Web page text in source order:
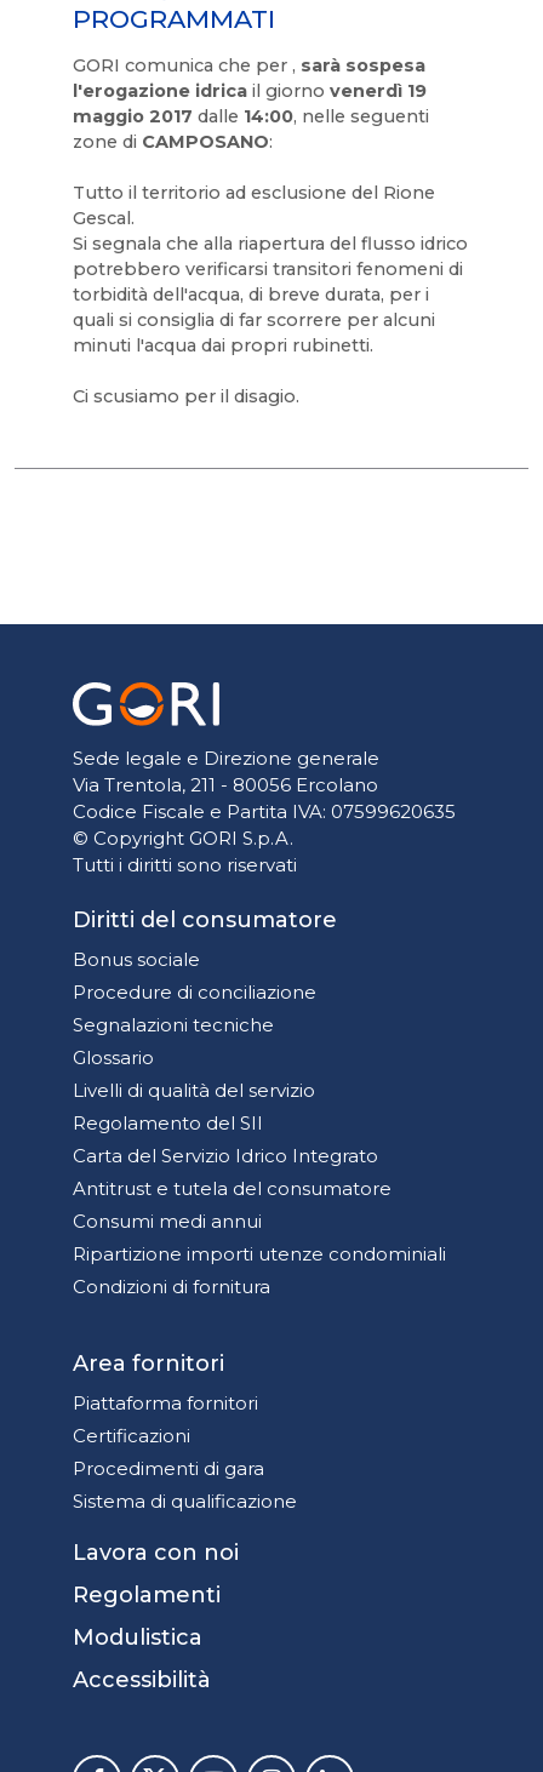
PROGRAMMATI
GORI comunica che per , sarà sospesa
l'erogazione idrica il giorno venerdì 19
maggio 2017 dalle 14:00, nelle seguenti
zone di CAMPOSANO:
Tutto il territorio ad esclusione del Rione
Gescal.
Si segnala che alla riapertura del flusso idrico
potrebbero verificarsi transitori fenomeni di
torbidità dell'acqua, di breve durata, per i
quali si consiglia di far scorrere per alcuni
minuti l'acqua dai propri rubinetti.
Ci scusiamo per il disagio.
Sede legale e Direzione generale
Via Trentola, 211 - 80056 Ercolano
Codice Fiscale e Partita IVA: 07599620635
© Copyright GORI S.p.A.
Tutti i diritti sono riservati
Diritti del consumatore
Bonus sociale
Procedure di conciliazione
Segnalazioni tecniche
Glossario
Livelli di qualità del servizio
Regolamento del SII
Carta del Servizio Idrico Integrato
Antitrust e tutela del consumatore
Consumi medi annui
Ripartizione importi utenze condominiali
Condizioni di fornitura
Area fornitori
Piattaforma fornitori
Certificazioni
Procedimenti di gara
Sistema di qualificazione
Lavora con noi
Regolamenti
Modulistica
Accessibilità